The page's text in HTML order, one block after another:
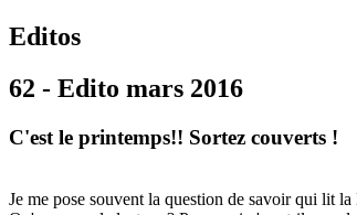
Editos
62 - Edito mars 2016
C'est le printemps!! Sortez couverts !
Je me pose souvent la question de savoir qui lit la